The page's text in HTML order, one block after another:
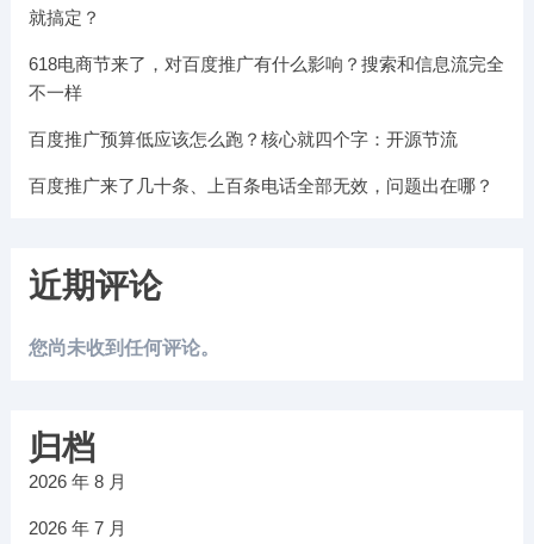
就搞定？
618电商节来了，对百度推广有什么影响？搜索和信息流完全
不一样
百度推广预算低应该怎么跑？核心就四个字：开源节流
百度推广来了几十条、上百条电话全部无效，问题出在哪？
近期评论
您尚未收到任何评论。
归档
2026 年 8 月
2026 年 7 月